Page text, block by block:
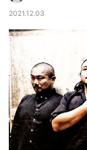
2021.12.03